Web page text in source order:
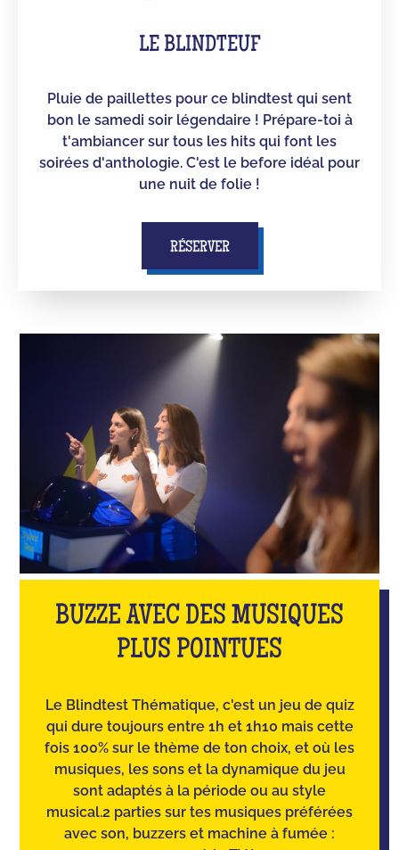
LE BLINDTEUF
Pluie de paillettes pour ce blindtest qui sent
bon le samedi soir légendaire ! Prépare-toi à
t'ambiancer sur tous les hits qui font les
soirées d'anthologie. C'est le before idéal pour
une nuit de folie !
RÉSERVER
BUZZE AVEC DES MUSIQUES
PLUS POINTUES
Le Blindtest Thématique, c'est un jeu de quiz
qui dure toujours entre 1h et 1h10 mais cette
fois 100% sur le thème de ton choix, et où les
musiques, les sons et la dynamique du jeu
sont adaptés à la période ou au style
musical.2 parties sur tes musiques préférées
avec son, buzzers et machine à fumée :